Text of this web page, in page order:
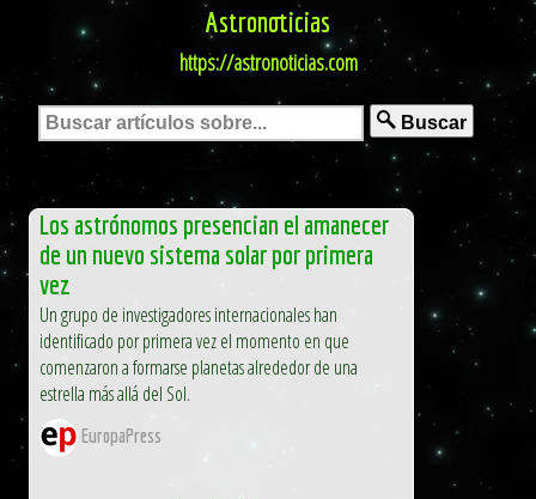
Astronoticias
https://astronoticias.com
Buscar
Los astrónomos presencian el amanecer
de un nuevo sistema solar por primera
vez
Un grupo de investigadores internacionales han
identificado por primera vez el momento en que
comenzaron a formarse planetas alrededor de una
estrella más allá del Sol.
EuropaPress